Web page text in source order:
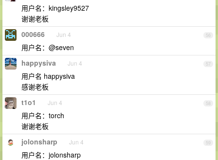
用户名：kingsley9527
谢谢老板
56
000666 Jun 4
用户名：@seven
57
happysiva Jun 4
用户名 happysiva
感谢老板
58
t1o1 Jun 4
用户名：torch
谢谢老板
59
jolonsharp Jun 4
用户名：jolonsharp